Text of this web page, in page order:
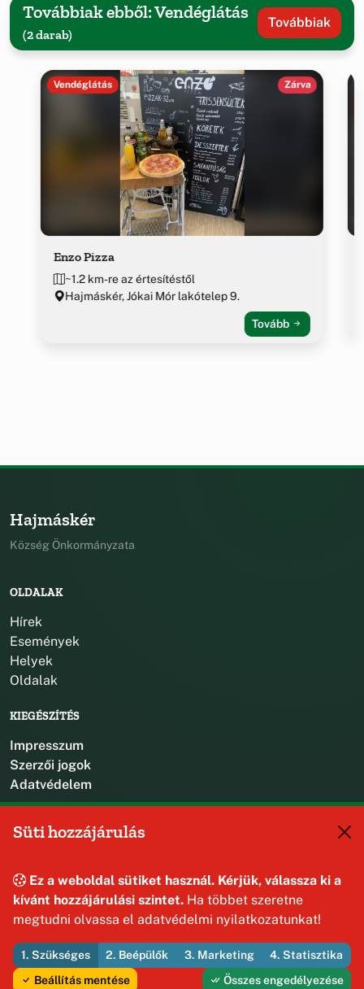
Továbbiak ebből: Vendéglátás
(2 darab)
Továbbiak
Vendéglátás Zárva
Enzo Pizza
~1.2 km-re az értesítéstől
Hajmáskér, Jókai Mór lakótelep 9.
Tovább
Hajmáskér
Község Önkormányzata
OLDALAK
Hírek
Események
Helyek
Oldalak
KIEGÉSZÍTÉS
Impresszum
Szerzői jogok
Adatvédelem
8192 Hajmáskér, Kossuth Lajos u. 31.
© 2026 Hajmáskér Község Önkormányzata — Minden jog
fenntartva
Süti hozzájárulás
Ez a weboldal sütiket használ. Kérjük, válassza ki a
kívánt hozzájárulási szintet. Ha többet szeretne
megtudni olvassa el adatvédelmi nyilatkozatunkat!
1. Szükséges 2. Beépülők 3. Marketing
4. Statisztika
Beállítás mentése
Összes engedélyezése